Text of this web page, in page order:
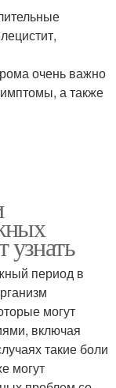
очень важно
а также
узнать
период в
могут
включая
такие боли
могут